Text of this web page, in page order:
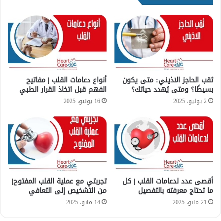
ب
ه
ر
ض
ه
و
ل
ه
ل
ق
ل
ف
ا
ج
؟
ثقب الحاجز الاذيني: متى يكون
بسيطًا؟ ومتى يُهدد حياتك؟
2 يوليو، 2025
أنواع دعامات القلب | مفاتيح
الفهم قبل اتخاذ القرار الطبي
16 يونيو، 2025
أقصى عدد لدعامات القلب | كل
ما تحتاج معرفته بالتفصيل
21 مايو، 2025
تجربتي مع عملية القلب المفتوح|
من التشخيص إلى التعافي
14 مايو، 2025